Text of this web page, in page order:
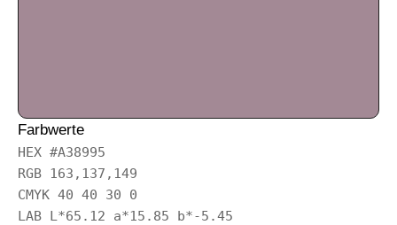
Farbwerte
HEX #A38995
RGB 163,137,149
CMYK 40 40 30 0
LAB L*65.12 a*15.85 b*-5.45